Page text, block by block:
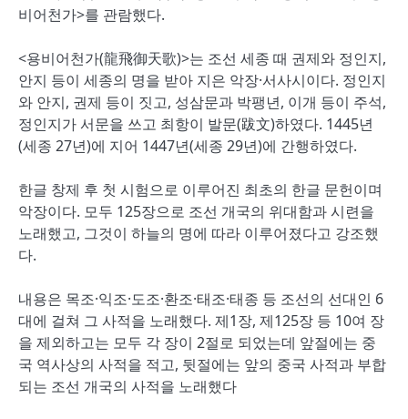
비어천가>를 관람했다.
<용비어천가(龍飛御天歌)>는 조선 세종 때 권제와 정인지,
안지 등이 세종의 명을 받아 지은 악장·서사시이다. 정인지
와 안지, 권제 등이 짓고, 성삼문과 박팽년, 이개 등이 주석,
정인지가 서문을 쓰고 최항이 발문(跋文)하였다. 1445년
(세종 27년)에 지어 1447년(세종 29년)에 간행하였다.
한글 창제 후 첫 시험으로 이루어진 최초의 한글 문헌이며
악장이다. 모두 125장으로 조선 개국의 위대함과 시련을
노래했고, 그것이 하늘의 명에 따라 이루어졌다고 강조했
다.
내용은 목조·익조·도조·환조·태조·태종 등 조선의 선대인 6
대에 걸쳐 그 사적을 노래했다. 제1장, 제125장 등 10여 장
을 제외하고는 모두 각 장이 2절로 되었는데 앞절에는 중
국 역사상의 사적을 적고, 뒷절에는 앞의 중국 사적과 부합
되는 조선 개국의 사적을 노래했다